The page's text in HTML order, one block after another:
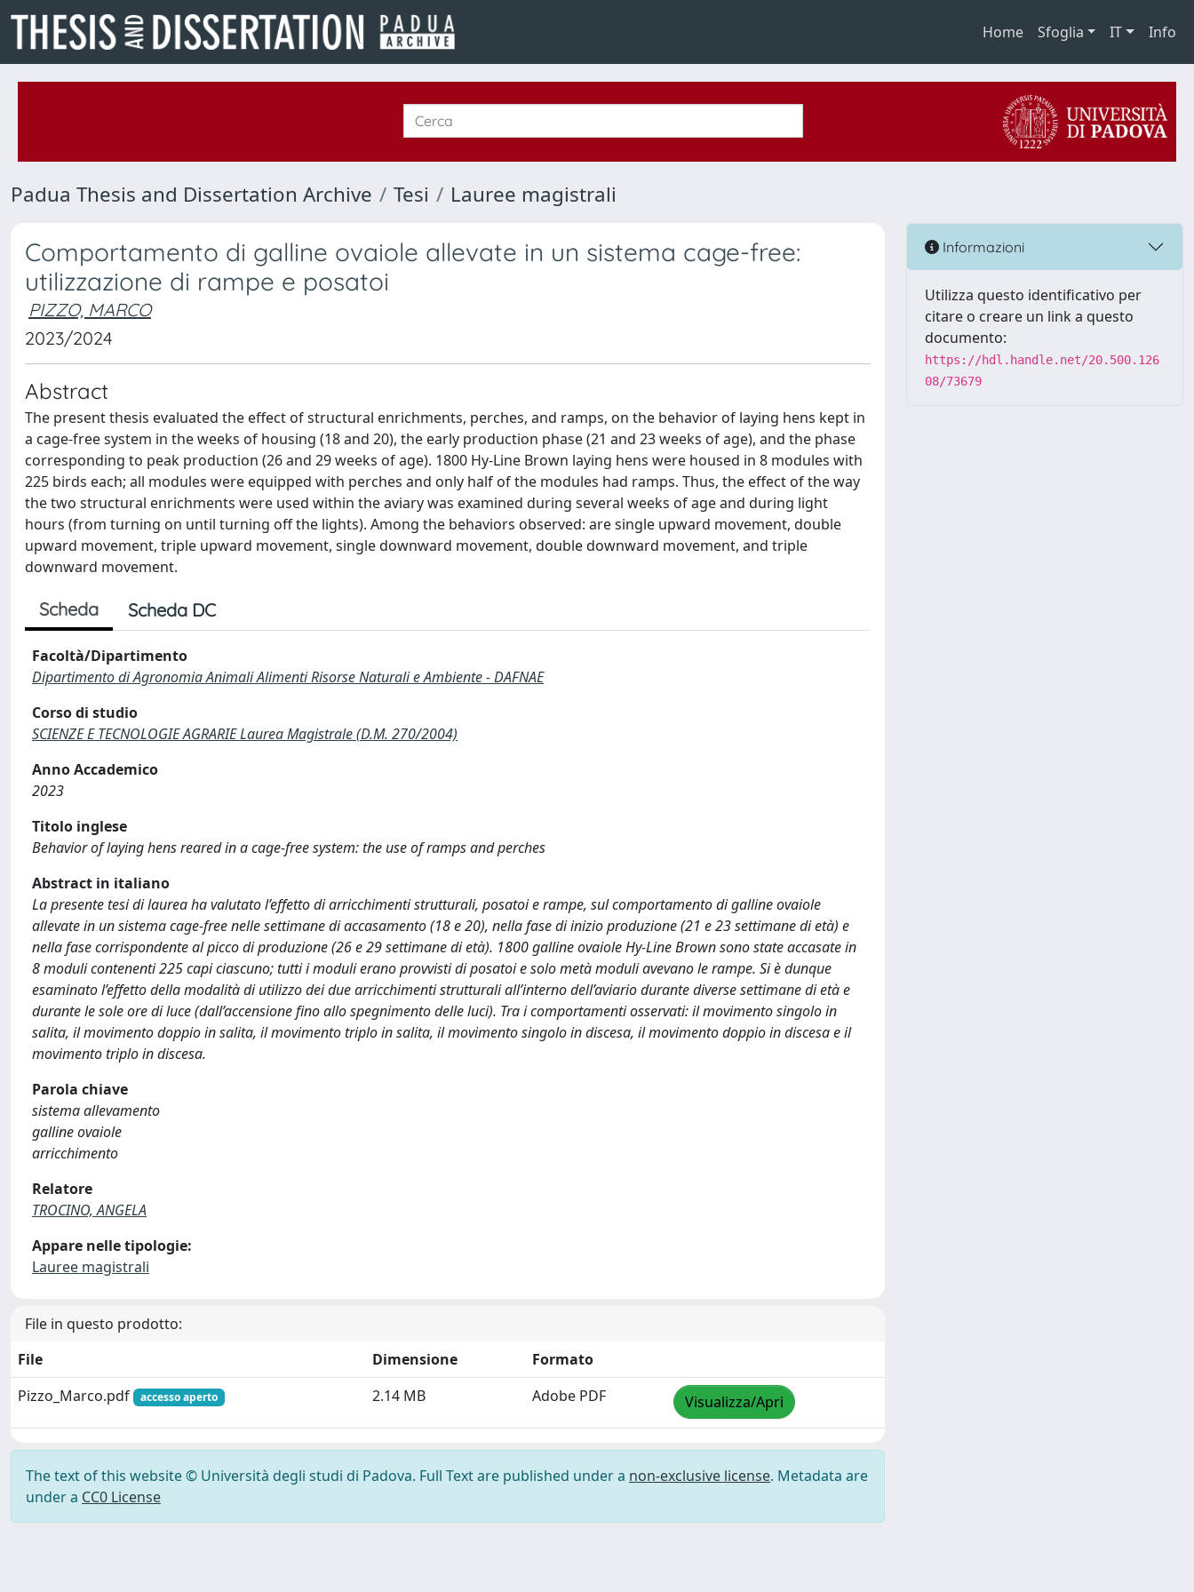
Home Sfoglia IT Info
Padua Thesis and Dissertation Archive Tesi Lauree magistrali
Comportamento di galline ovaiole allevate in un sistema cage-free:
utilizzazione di rampe e posatoi
PIZZO, MARCO
2023/2024
Abstract
The present thesis evaluated the effect of structural enrichments, perches, and ramps, on the behavior of laying hens kept in
a cage-free system in the weeks of housing (18 and 20), the early production phase (21 and 23 weeks of age), and the phase
corresponding to peak production (26 and 29 weeks of age). 1800 Hy-Line Brown laying hens were housed in 8 modules with
225 birds each; all modules were equipped with perches and only half of the modules had ramps. Thus, the effect of the way
the two structural enrichments were used within the aviary was examined during several weeks of age and during light
hours (from turning on until turning off the lights). Among the behaviors observed: are single upward movement, double
upward movement, triple upward movement, single downward movement, double downward movement, and triple
downward movement.
Scheda Scheda DC
Facoltà/Dipartimento
Dipartimento di Agronomia Animali Alimenti Risorse Naturali e Ambiente - DAFNAE
Corso di studio
SCIENZE E TECNOLOGIE AGRARIE Laurea Magistrale (D.M. 270/2004)
Anno Accademico
2023
Titolo inglese
Behavior of laying hens reared in a cage-free system: the use of ramps and perches
Abstract in italiano
La presente tesi di laurea ha valutato l’effetto di arricchimenti strutturali, posatoi e rampe, sul comportamento di galline ovaiole
allevate in un sistema cage-free nelle settimane di accasamento (18 e 20), nella fase di inizio produzione (21 e 23 settimane di età) e
nella fase corrispondente al picco di produzione (26 e 29 settimane di età). 1800 galline ovaiole Hy-Line Brown sono state accasate in
8 moduli contenenti 225 capi ciascuno; tutti i moduli erano provvisti di posatoi e solo metà moduli avevano le rampe. Si è dunque
esaminato l’effetto della modalità di utilizzo dei due arricchimenti strutturali all’interno dell’aviario durante diverse settimane di età e
durante le sole ore di luce (dall’accensione fino allo spegnimento delle luci). Tra i comportamenti osservati: il movimento singolo in
salita, il movimento doppio in salita, il movimento triplo in salita, il movimento singolo in discesa, il movimento doppio in discesa e il
movimento triplo in discesa.
Parola chiave
sistema allevamento
galline ovaiole
arricchimento
Relatore
TROCINO, ANGELA
Appare nelle tipologie:
Lauree magistrali
File in questo prodotto:
File
Dimensione
Formato
Pizzo_Marco.pdf
accesso aperto 2.14 MB Adobe PDF Visualizza/Apri
The text of this website © Università degli studi di Padova. Full Text are published under a non-exclusive license. Metadata are
under a CC0 License
Informazioni
Utilizza questo identificativo per
citare o creare un link a questo
documento:
https://hdl.handle.net/20.500.126
08/73679